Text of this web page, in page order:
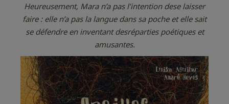
Heureusement, Mara n’a pas l’intention dese laisser
faire : elle n’a pas la langue dans sa poche et elle sait
se défendre en inventant desréparties poétiques et
amusantes.